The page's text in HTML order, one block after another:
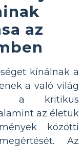
az
kínálnak a
a való világ
a kritikus
az életük
közötti
Az